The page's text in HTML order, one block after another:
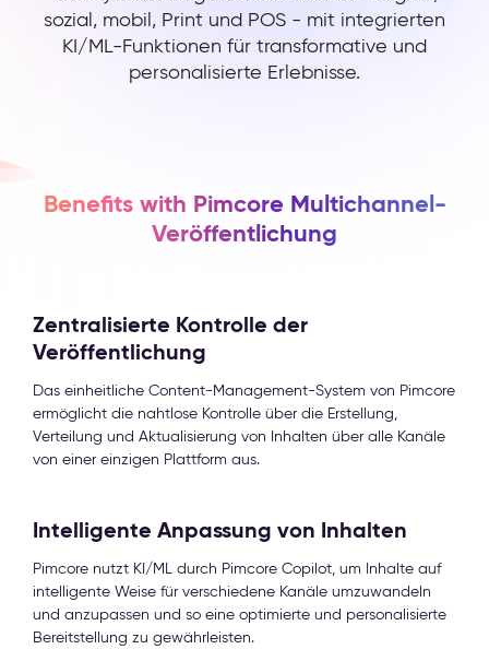
sozial, mobil, Print und POS - mit integrierten
KI/ML-Funktionen für transformative und
personalisierte Erlebnisse.
Benefits with Pimcore Multichannel-
Veröffentlichung
Zentralisierte Kontrolle der
Veröffentlichung
Das einheitliche Content-Management-System von Pimcore
ermöglicht die nahtlose Kontrolle über die Erstellung,
Verteilung und Aktualisierung von Inhalten über alle Kanäle
von einer einzigen Plattform aus.
Intelligente Anpassung von Inhalten
Pimcore nutzt KI/ML durch Pimcore Copilot, um Inhalte auf
intelligente Weise für verschiedene Kanäle umzuwandeln
und anzupassen und so eine optimierte und personalisierte
Bereitstellung zu gewährleisten.